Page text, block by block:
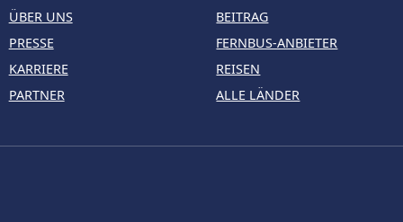
ÜBER UNS
PRESSE
KARRIERE
PARTNER
BEITRAG
FERNBUS-ANBIETER
REISEN
ALLE LÄNDER